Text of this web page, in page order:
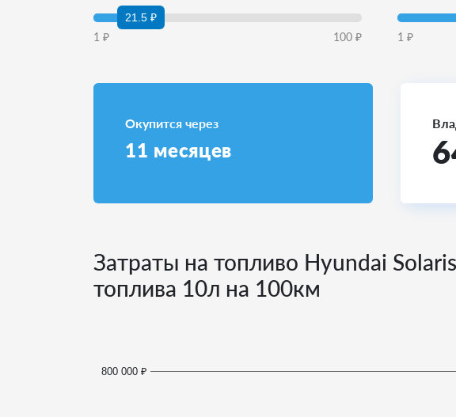
21.5 ₽
1 ₽ 100 ₽ 1 ₽
Окупится через
11 месяцев
Затраты на топливо Hyundai
топлива 10л на 100км
800 000 ₽